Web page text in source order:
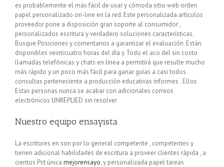
es probablemente el más fácil de usar y cómoda sitio web orden
papel personalizado on-line en la red. Este personalizada artículos
proveedor pone a disposición gran soporte al consumidor ,
personalizados escritura y verdadero soluciones características.
Busque Posiciones y comentarios a garantizar el evaluación. Están
disponibles veinticuatro horas del día y Todo el aсo del sin costo
llamadas telefónicas y chats en línea a permitirá que resulte mucho
más rápido y un poco más fácil para ganar guías a casi todos
consultas perteneciente a producción educativas informes . Ellos
Estas personas nunca se acabar con adicionales correos
electrónicos UNREPLIED sin resolver
Nuestro equipo ensayista
La escritores en son por lo general competente , competentes y
tienen adicional habilidades de escritura a proveer clientes rápida , a
cientos Pct única mejorensayo, y personalizada papel tareas